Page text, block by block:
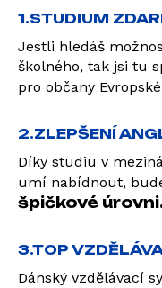
1.STUDIUM
Jestli hledáš
školného, tak jsi tu
pro občany
2.ZLEPŠENÍ
Díky studiu v
umí nabídnout,
špičkové
3.TOP
Dánský vzdělávací